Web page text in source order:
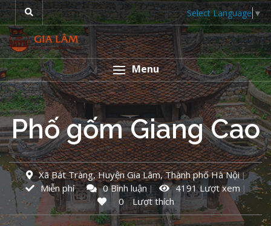
Select Language ▼
Menu
Phố gốm Giang Cao
Xã Bát Tràng, Huyện Gia Lâm, Thành phố Hà Nội
Miễn phí
0 Bình luận
4191 Lượt xem
0 Lượt thích